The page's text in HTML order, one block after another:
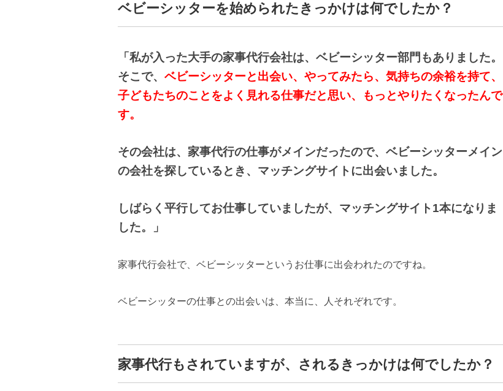
ベビーシッターを始められたきっかけは何でしたか？
「私が入った大手の家事代行会社は、ベビーシッター部門もありました。
そこで、 ベビーシッターと出会い、やってみたら、気持ちの余裕を持て、
子どもたちのことをよく見れる仕事だと思い、もっとやりたくなったんで
す。
その会社は、家事代行の仕事がメインだったので、ベビーシッターメイン
の会社を探しているとき、マッチングサイトに出会いました。
しばらく平行してお仕事していましたが、マッチングサイト1本になりま
した。」
家事代行会社で、ベビーシッターというお仕事に出会われたのですね。
ベビーシッターの仕事との出会いは、本当に、人それぞれです。
家事代行もされていますが、されるきっかけは何でしたか？